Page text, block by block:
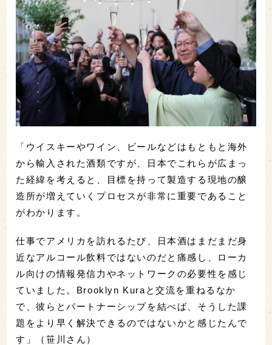
「ウイスキーやワイン、ビールなどはもともと海外
から輸入された酒類ですが、日本でこれらが広まっ
た経緯を考えると、目標を持って製造する現地の醸
造所が増えていくプロセスが非常に重要であること
がわかります。
仕事でアメリカを訪れるたび、日本酒はまだまだ身
近なアルコール飲料ではないのだと痛感し、ローカ
ル向けの情報発信力やネットワークの必要性を感じ
ていました。Brooklyn Kuraと交流を重ねるなか
で、彼らとパートナーシップを結べば、そうした課
題をより早く解決できるのではないかと感じたんで
す」（笹川さん）